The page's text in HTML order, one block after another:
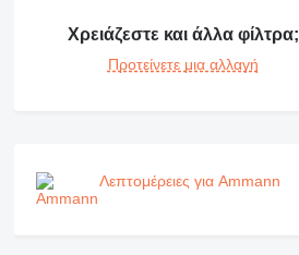
Χρειάζεστε και άλλα φίλτρα;
Προτείνετε μια αλλαγή
Λεπτομέρειες για Ammann